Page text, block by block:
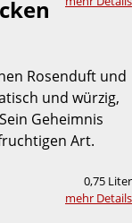
Rosenduft und
und würzig,
Geheimnis
Art.
0,75 Liter
mehr Details